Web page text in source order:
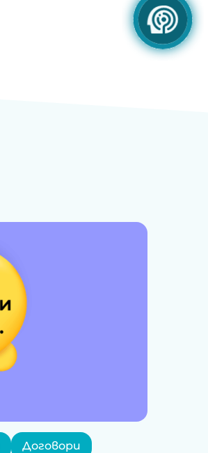
Договори